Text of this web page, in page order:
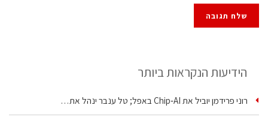
הידיעות הנקראות ביותר
רוני פרידמן יוביל את Chip‑AI באפל; טל ענבר ינהל את…